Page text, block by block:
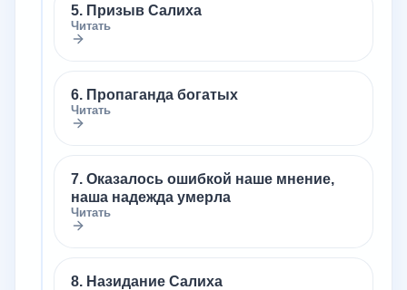
5. Призыв Салиха
Читать
6. Пропаганда богатых
Читать
7. Оказалось ошибкой наше мнение,
наша надежда умерла
Читать
8. Назидание Салиха